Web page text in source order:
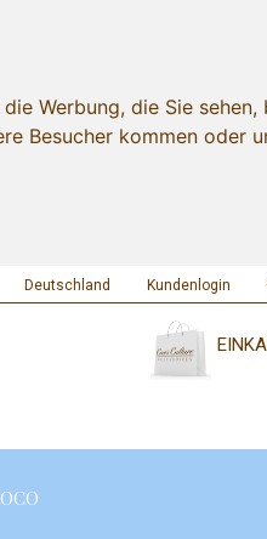
Werbung, die Sie sehen,
Besucher kommen oder
Deutschland Kundenlogin